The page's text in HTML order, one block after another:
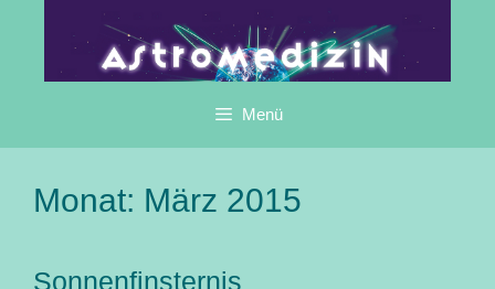
Menü
Monat: März 2015
Sonnenfinsternis